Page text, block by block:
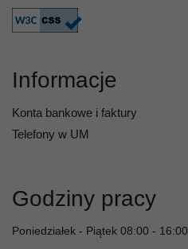
Informacje
Konta bankowe i faktury
Telefony w UM
Godziny pracy
Poniedziałek - Piątek 08:00 - 16:00